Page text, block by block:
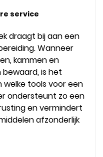
service
draagt bij aan een
Wanneer
kammen en
is het
tools voor een
ondersteunt zo een
en vermindert
afzonderlijk